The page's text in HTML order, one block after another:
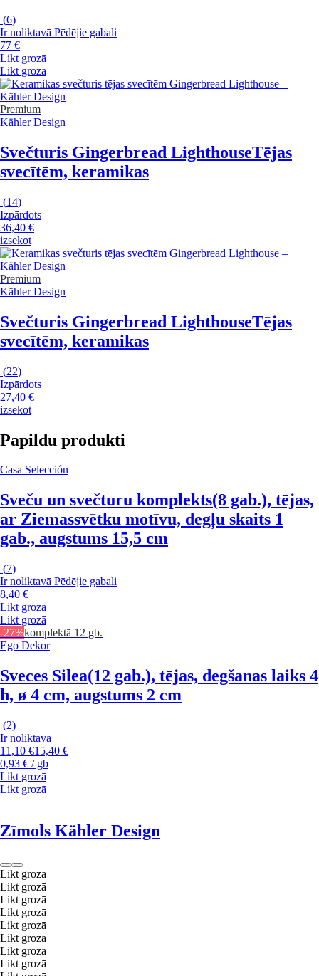
(6)
Ir noliktavā Pēdējie gabali
77 €
Likt grozā
Likt grozā
Premium
Kähler Design
Svečturis Gingerbread LighthouseTējas
svecītēm, keramikas
(14)
Izpārdots
36,40 €
izsekot
Premium
Kähler Design
Svečturis Gingerbread LighthouseTējas
svecītēm, keramikas
(22)
Izpārdots
27,40 €
izsekot
Papildu produkti
Casa Selección
Sveču un svečturu komplekts(8 gab.), tējas,
ar Ziemassvētku motīvu, degļu skaits 1
gab., augstums 15,5 cm
(7)
Ir noliktavā Pēdējie gabali
8,40 €
Likt grozā
Likt grozā
-27%komplektā 12 gb.
Ego Dekor
Sveces Silea(12 gab.), tējas, degšanas laiks 4
h, ø 4 cm, augstums 2 cm
(2)
Ir noliktavā
11,10 €15,40 €
0,93 € / gb
Likt grozā
Likt grozā
Zīmols Kähler Design
Likt grozā
Likt grozā
Likt grozā
Likt grozā
Likt grozā
Likt grozā
Likt grozā
Likt grozā